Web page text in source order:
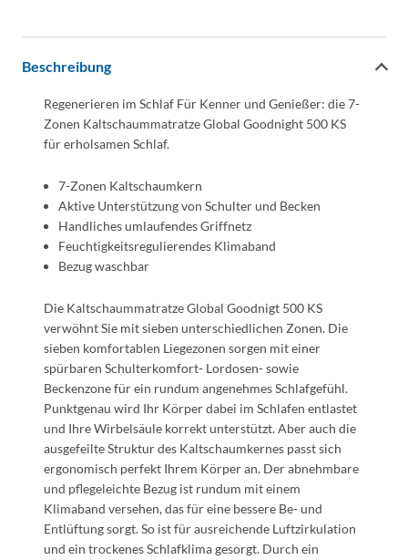
Beschreibung
Regenerieren im Schlaf Für Kenner und Genießer: die 7-
Zonen Kaltschaummatratze Global Goodnight 500 KS
für erholsamen Schlaf.
7-Zonen Kaltschaumkern
Aktive Unterstützung von Schulter und Becken
Handliches umlaufendes Griffnetz
Feuchtigkeitsregulierendes Klimaband
Bezug waschbar
Die Kaltschaummatratze Global Goodnigt 500 KS
verwöhnt Sie mit sieben unterschiedlichen Zonen. Die
sieben komfortablen Liegezonen sorgen mit einer
spürbaren Schulterkomfort- Lordosen- sowie
Beckenzone für ein rundum angenehmes Schlafgefühl.
Punktgenau wird Ihr Körper dabei im Schlafen entlastet
und Ihre Wirbelsäule korrekt unterstützt. Aber auch die
ausgefeilte Struktur des Kaltschaumkernes passt sich
ergonomisch perfekt Ihrem Körper an. Der abnehmbare
und pflegeleichte Bezug ist rundum mit einem
Klimaband versehen, das für eine bessere Be- und
Entlüftung sorgt. So ist für ausreichende Luftzirkulation
und ein trockenes Schlafklima gesorgt. Durch ein